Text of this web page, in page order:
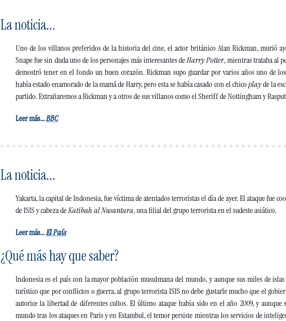
La noticia...
Uno de los villanos preferidos de la historia del cine, el actor británico Alan Rickman, murió
Snape fue sin duda uno de los personajes más interesantes de Harry Potter, mientras trataba al
demostró tener en el fondo un buen corazón. Rickman supo guardar por varios años uno de los
había estado enamorado de la mamá de Harry, pero esta se había casado con el chico play de la
partido. Extrañaremos a Rickman y a otros de sus villanos como el Sheriff de Nottingham y
Leer más...BBC
La noticia...
Yakarta, la capital de Indonesia, fue víctima de atentados terroristas el día de ayer. El ataque fue
de ISIS y cabeza de Katibah al Nusantara, una filial del grupo terrorista en el sudeste asiático.
Leer más...El País
¿Qué más hay que saber?
Indonesia es el país con la mayor población musulmana del mundo, y aunque sus miles de
turístico que por conflictos o guerra, al grupo terrorista ISIS no debe gustarle mucho que el
autorice la libertad de diferentes cultos. El último ataque había sido en el año 2009, y aunque
mundo tras los ataques en Paris y en Estambul, el temor persiste mientras los servicios de